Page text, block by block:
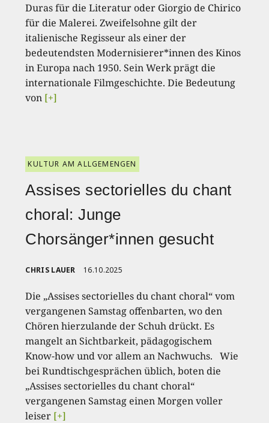
Duras für die Literatur oder Giorgio de Chirico
für die Malerei. Zweifelsohne gilt der
italienische Regisseur als einer der
bedeutendsten Modernisierer*innen des Kinos
in Europa nach 1950. Sein Werk prägt die
internationale Filmgeschichte. Die Bedeutung
von [+]
KULTUR AM ALLGEMENGEN
Assises sectorielles du chant
choral: Junge
Chorsänger*innen gesucht
CHRIS LAUER 16.10.2025
Die „Assises sectorielles du chant choral“ vom
vergangenen Samstag offenbarten, wo den
Chören hierzulande der Schuh drückt. Es
mangelt an Sichtbarkeit, pädagogischem
Know-how und vor allem an Nachwuchs. Wie
bei Rundtischgesprächen üblich, boten die
„Assises sectorielles du chant choral“
vergangenen Samstag einen Morgen voller
leiser [+]